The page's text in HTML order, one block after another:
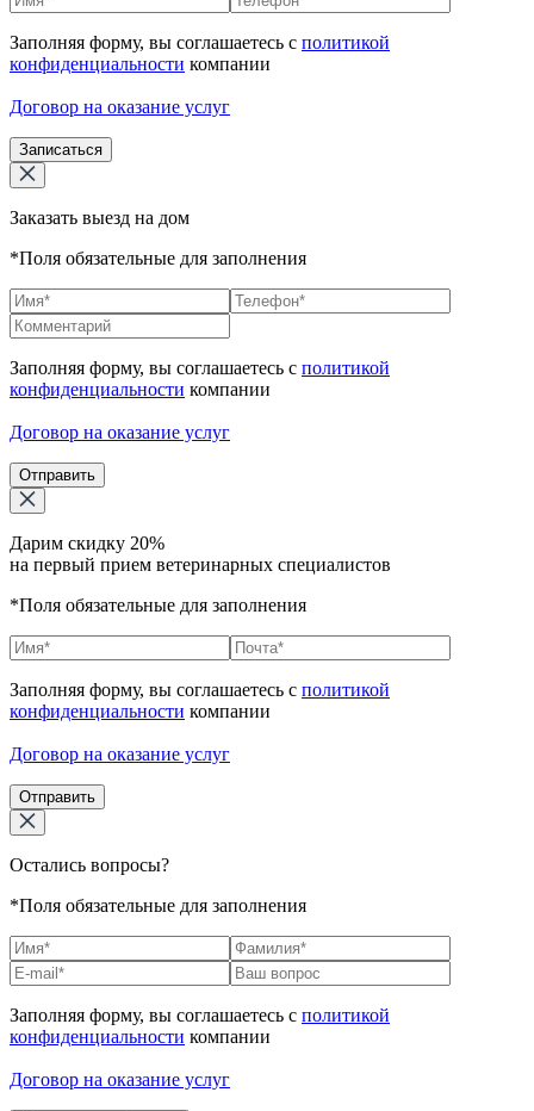
Заполняя форму, вы соглашаетесь с политикой
конфиденциальности компании
Договор на оказание услуг
Записаться
Заказать выезд на дом
*Поля обязательные для заполнения
Заполняя форму, вы соглашаетесь с политикой
конфиденциальности компании
Договор на оказание услуг
Отправить
Дарим скидку 20%
на первый прием ветеринарных специалистов
*Поля обязательные для заполнения
Заполняя форму, вы соглашаетесь с политикой
конфиденциальности компании
Договор на оказание услуг
Отправить
Остались вопросы?
*Поля обязательные для заполнения
Заполняя форму, вы соглашаетесь с политикой
конфиденциальности компании
Договор на оказание услуг